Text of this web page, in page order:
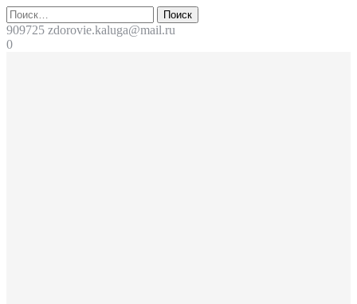
Перейти
к
содержимому
Поиск
909725 zdorovie.kaluga@mail.ru
0